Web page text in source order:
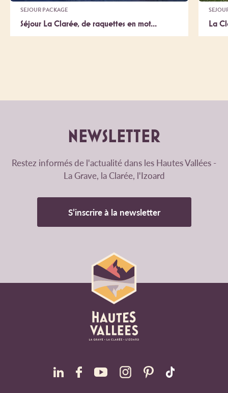
SEJOUR PACKAGE
Séjour La Clarée, de raquettes en mot... La
NEWSLETTER
Restez informés de l'actualité dans les Hautes Vallées -
La Grave, la Clarée, l'Izoard
S’inscrire à la newsletter